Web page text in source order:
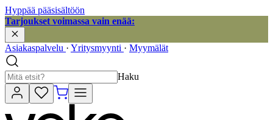
Hyppää pääsisältöön
Tarjoukset voimassa vain enää:
Asiakaspalvelu · Yritysmyynti · Myymälät
Haku